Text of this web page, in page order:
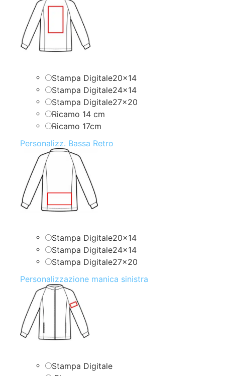
Stampa Digitale20x14
Stampa Digitale24x14
Stampa Digitale27x20
Ricamo 14 cm
Ricamo 17cm
Personalizz. Bassa Retro
Stampa Digitale20x14
Stampa Digitale24x14
Stampa Digitale27x20
Personalizzazione manica sinistra
Stampa Digitale